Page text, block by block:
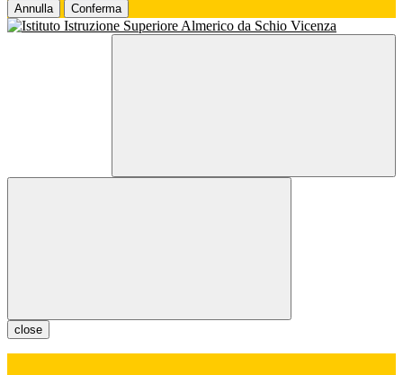
Annulla Conferma
close